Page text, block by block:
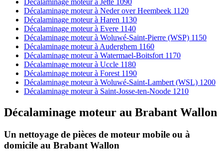
Décalaminage moteur à Jette 1090
Décalaminage moteur à Neder over Heembeek 1120
Décalaminage moteur à Haren 1130
Décalaminage moteur à Evere 1140
Décalaminage moteur à Woluwé-Saint-Pierre (WSP) 1150
Décalaminage moteur à Auderghem 1160
Décalaminage moteur à Watermael-Boitsfort 1170
Décalaminage moteur à Uccle 1180
Décalaminage moteur à Forest 1190
Décalaminage moteur à Woluwé-Saint-Lambert (WSL) 1200
Décalaminage moteur à Saint-Josse-ten-Noode 1210
Décalaminage moteur au Brabant Wallon
Un nettoyage de pièces de moteur mobile ou à
domicile au Brabant Wallon